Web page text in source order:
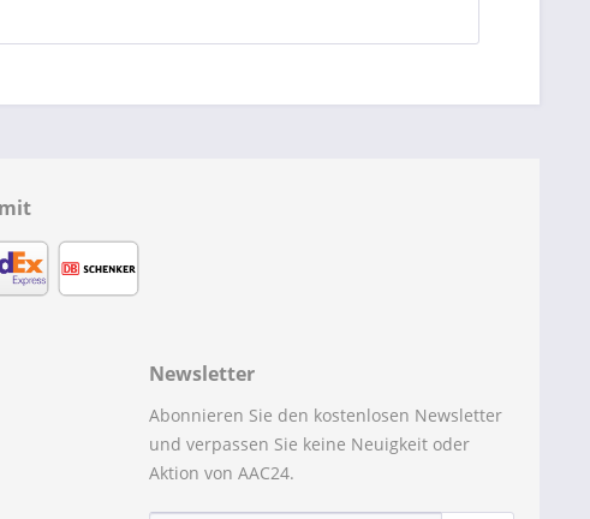
Newsletter
Abonnieren Sie den kostenlosen Newsletter
und verpassen Sie keine Neuigkeit oder
Aktion von AAC24.